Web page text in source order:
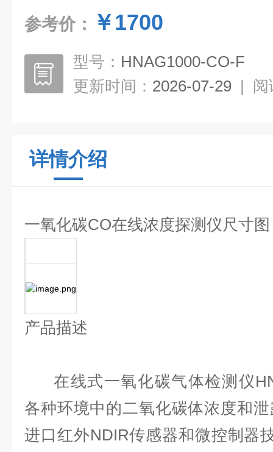
参考价： ￥1700
型号： HNAG1000-CO-F
更新时间： 2026-07-29 | 阅
详情介绍
一氧化碳CO在线浓度探测仪尺寸图
产品描述
在线式一氧化碳气体检测仪
各种环境中的二氧化碳体浓度和
进口红外NDIR传感器和微控制器